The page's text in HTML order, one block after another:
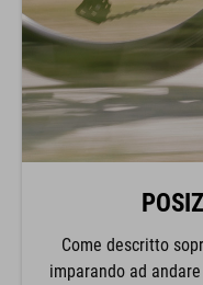
Come descritto
imparando ad